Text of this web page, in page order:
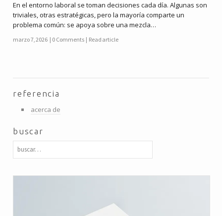
En el entorno laboral se toman decisiones cada día. Algunas son
triviales, otras estratégicas, pero la mayoría comparte un
problema común: se apoya sobre una mezcla…
marzo 7, 2026 0 Comments Read article
referencia
acerca de
buscar